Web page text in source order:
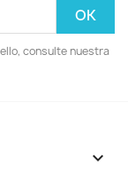
consulte nuestra
